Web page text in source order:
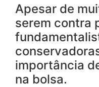
Apesar de
serem contra
importância
na bolsa.